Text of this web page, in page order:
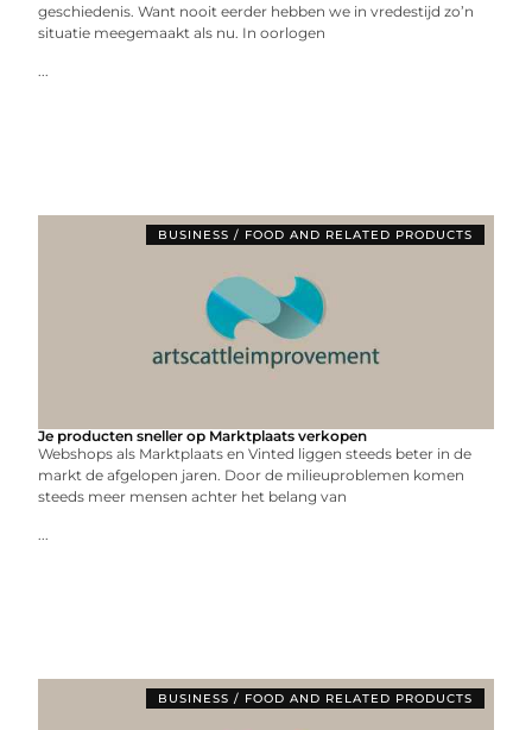
geschiedenis. Want nooit eerder hebben we in vredestijd zo’n
situatie meegemaakt als nu. In oorlogen
...
BUSINESS / FOOD AND RELATED PRODUCTS
Je producten sneller op Marktplaats verkopen
Webshops als Marktplaats en Vinted liggen steeds beter in de
markt de afgelopen jaren. Door de milieuproblemen komen
steeds meer mensen achter het belang van
...
BUSINESS / FOOD AND RELATED PRODUCTS